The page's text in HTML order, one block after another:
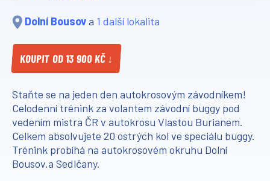
Dolní Bousov a 1 další lokalita
KOUPIT OD 13 900 KČ ↓
Staňte se na jeden den autokrosovým závodníkem!
Celodenní trénink za volantem závodní buggy pod
vedením mistra ČR v autokrosu Vlastou Burianem.
Celkem absolvujete 20 ostrých kol ve speciálu buggy.
Trénink probíhá na autokrosovém okruhu Dolní
Bousov.a Sedlčany.